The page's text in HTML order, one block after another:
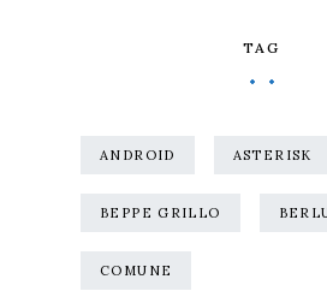
TAG
ANDROID ASTERISK
BEPPE GRILLO
COMUNE